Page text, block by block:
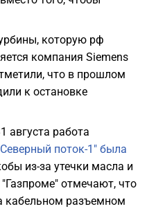
которую рф
компания Siemens
что в прошлом
к остановке
августа работа
поток-1" была
из-за утечки масла и
отмечают, что
кабельном разъемном